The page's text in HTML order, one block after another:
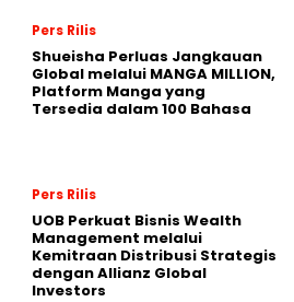
Pers Rilis
Shueisha Perluas Jangkauan
Global melalui MANGA MILLION,
Platform Manga yang
Tersedia dalam 100 Bahasa
Pers Rilis
UOB Perkuat Bisnis Wealth
Management melalui
Kemitraan Distribusi Strategis
dengan Allianz Global
Investors